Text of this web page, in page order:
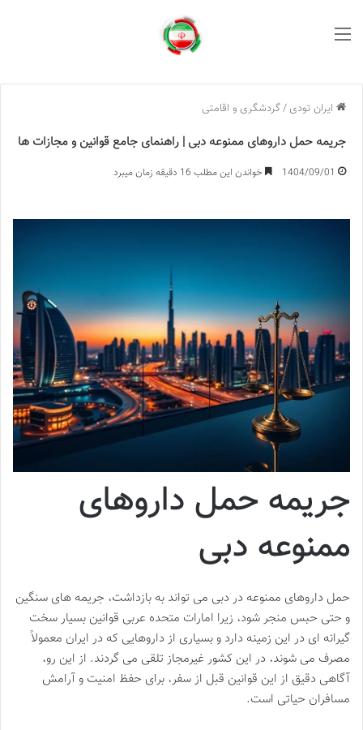
ایران تودی /گردشگری و اقامتی
جریمه حمل داروهای ممنوعه دبی | راهنمای جامع قوانین و مجازات ها
1404/09/01 خواندن این مطلب 16 دقیقه زمان میبرد
جریمه حمل داروهای
ممنوعه دبی
حمل داروهای ممنوعه در دبی می تواند به بازداشت، جریمه های سنگین
و حتی حبس منجر شود، زیرا امارات متحده عربی قوانین بسیار سخت
گیرانه ای در این زمینه دارد و بسیاری از داروهایی که در ایران معمولاً
مصرف می شوند، در این کشور غیرمجاز تلقی می گردند. از این رو،
آگاهی دقیق از این قوانین قبل از سفر، برای حفظ امنیت و آرامش
مسافران حیاتی است.